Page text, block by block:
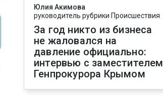
Юлия Акимова
руководитель рубрики Происшествия
За год никто из бизнеса
не жаловался на
давление официально:
интервью с заместителем
Генпрокурора Крымом